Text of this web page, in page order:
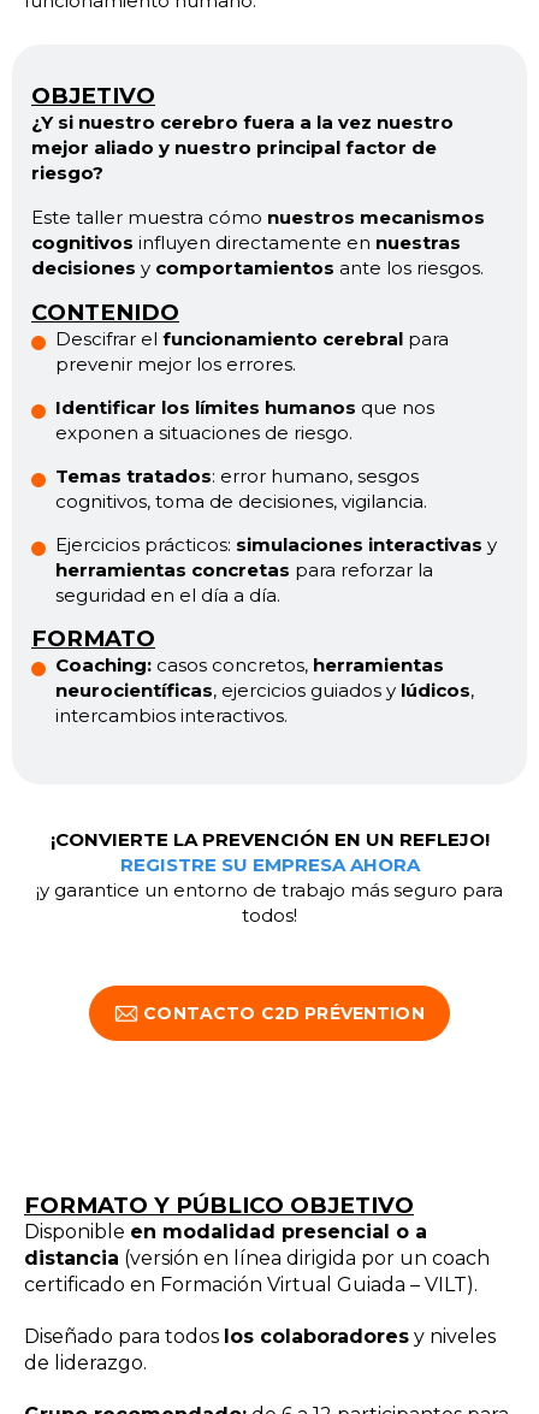
OBJETIVO
¿Y si nuestro cerebro fuera a la vez nuestro
mejor aliado y nuestro principal factor de
riesgo?
Este taller muestra cómo nuestros mecanismos
cognitivos influyen directamente en nuestras
decisiones y comportamientos ante los riesgos.
CONTENIDO
Descifrar el funcionamiento cerebral para
prevenir mejor los errores.
Identificar los límites humanos que nos
exponen a situaciones de riesgo.
Temas tratados: error humano, sesgos
cognitivos, toma de decisiones, vigilancia.
Ejercicios prácticos: simulaciones interactivas y
herramientas concretas para reforzar la
seguridad en el día a día.
FORMATO
Coaching: casos concretos, herramientas
neurocientíficas, ejercicios guiados y lúdicos,
intercambios interactivos.
¡CONVIERTE LA PREVENCIÓN EN UN REFLEJO!
REGISTRE SU EMPRESA AHORA
¡y garantice un entorno de trabajo más seguro para
todos!
CONTACTO C2D PRÉVENTION
FORMATO Y PÚBLICO OBJETIVO
Disponible en modalidad presencial o a
distancia (versión en línea dirigida por un coach
certificado en Formación Virtual Guiada – VILT).
Diseñado para todos los colaboradores y niveles
de liderazgo.